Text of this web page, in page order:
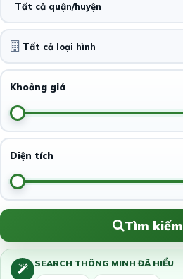
Tất cả quận/huyện
Khoảng giá
Diện tích
Tìm kiếm
SEARCH THÔNG MINH ĐÃ HIỂU